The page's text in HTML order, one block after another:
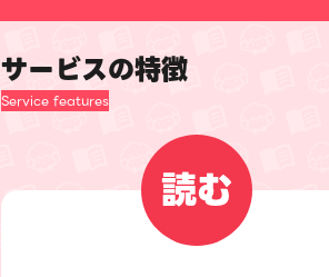
サービスの特徴
Service features
読む